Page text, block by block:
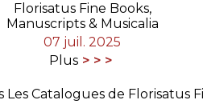
Florisatus Fine Books,
Manuscripts & Musicalia
07 juil. 2025
Plus
Les Catalogues de Florisatus